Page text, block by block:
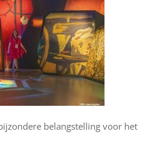
belangstelling voor het